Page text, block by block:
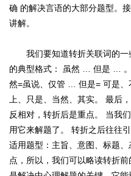
确 的解决言语的大部分题型。
讲解。
我们要知道转折关联词的一
的典型格式： 虽然 … 但是 …
然=虽说、仅管 … 但是= 可是、
上、只是、当然、其实。 最后
反相对，转折后是重点。 当我
用它来解题了。 转折之后往往
适用题型：主旨、意图、标题
点，所以，我们可以略读转折